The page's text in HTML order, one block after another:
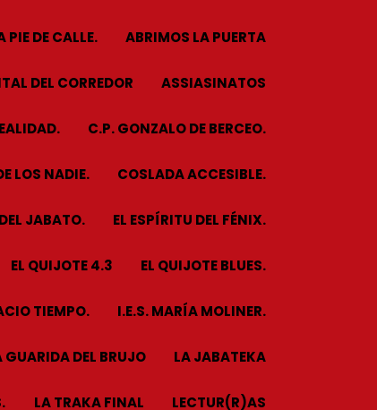
PIE DE CALLE. ABRIMOS LA PUERTA
DEL CORREDOR ASSIASINATOS
C.P. GONZALO DE BERCEO.
LOS NADIE. COSLADA ACCESIBLE.
JABATO. EL ESPÍRITU DEL FÉNIX.
EL QUIJOTE 4.3 EL QUIJOTE BLUES.
TIEMPO. I.E.S. MARÍA MOLINER.
GUARIDA DEL BRUJO LA JABATEKA
LA TRAKA FINAL LECTUR(R)AS